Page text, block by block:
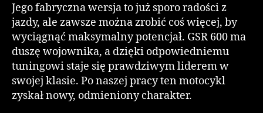
Jego fabryczna wersja to już sporo radości z
jazdy, ale zawsze można zrobić coś więcej, by
wyciągnąć maksymalny potencjał. GSR 600 ma
duszę wojownika, a dzięki odpowiedniemu
tuningowi staje się prawdziwym liderem w
swojej klasie. Po naszej pracy ten motocykl
zyskał nowy, odmieniony charakter.